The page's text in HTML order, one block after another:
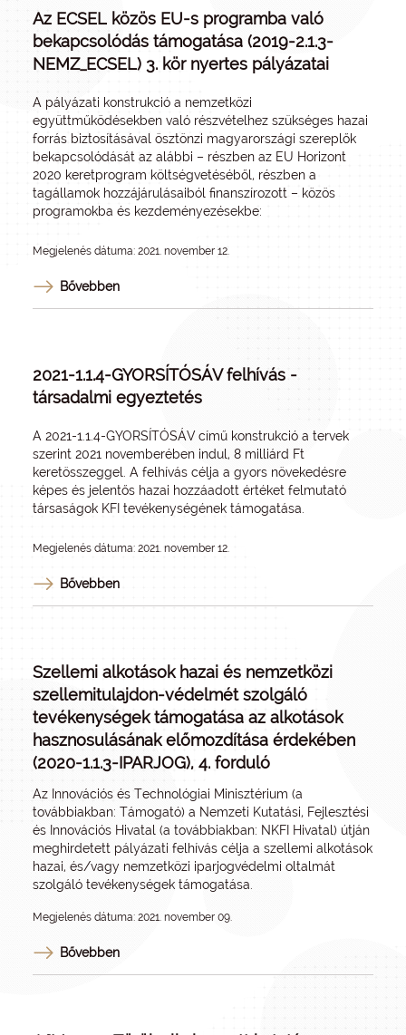
Az ECSEL közös EU-s programba való
bekapcsolódás támogatása (2019-2.1.3-
NEMZ_ECSEL) 3. kör nyertes pályázatai
A pályázati konstrukció a nemzetközi
együttműködésekben való részvételhez szükséges hazai
forrás biztosításával ösztönzi magyarországi szereplők
bekapcsolódását az alábbi – részben az EU Horizont
2020 keretprogram költségvetéséből, részben a
tagállamok hozzájárulásaiból finanszírozott – közös
programokba és kezdeményezésekbe:
Megjelenés dátuma: 2021. november 12.
Bővebben
2021-1.1.4-GYORSÍTÓSÁV felhívás -
társadalmi egyeztetés
A 2021-1.1.4-GYORSÍTÓSÁV című konstrukció a tervek
szerint 2021 novemberében indul, 8 milliárd Ft
keretösszeggel. A felhívás célja a gyors növekedésre
képes és jelentős hazai hozzáadott értéket felmutató
társaságok KFI tevékenységének támogatása.
Megjelenés dátuma: 2021. november 12.
Bővebben
Szellemi alkotások hazai és nemzetközi
szellemitulajdon-védelmét szolgáló
tevékenységek támogatása az alkotások
hasznosulásának előmozdítása érdekében
(2020-1.1.3-IPARJOG), 4. forduló
Az Innovációs és Technológiai Minisztérium (a
továbbiakban: Támogató) a Nemzeti Kutatási, Fejlesztési
és Innovációs Hivatal (a továbbiakban: NKFI Hivatal) útján
meghirdetett pályázati felhívás célja a szellemi alkotások
hazai, és/vagy nemzetközi iparjogvédelmi oltalmát
szolgáló tevékenységek támogatása.
Megjelenés dátuma: 2021. november 09.
Bővebben